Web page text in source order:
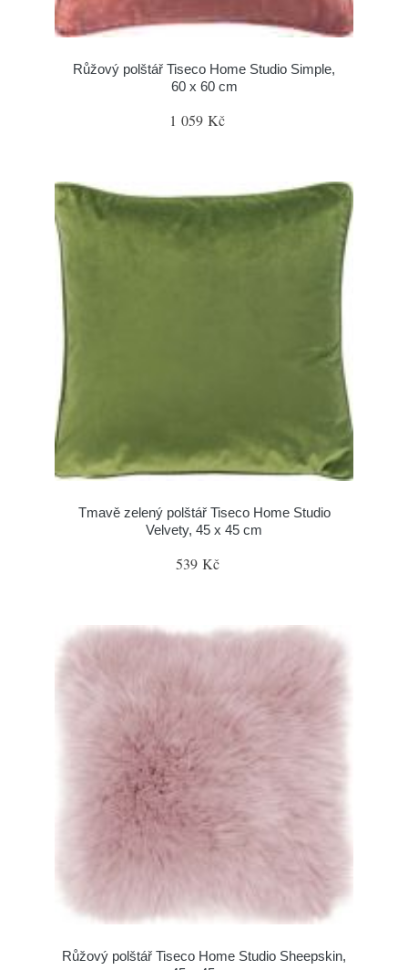
Růžový polštář Tiseco Home Studio Simple,
60 x 60 cm
1 059 Kč
Tmavě zelený polštář Tiseco Home Studio
Velvety, 45 x 45 cm
539 Kč
Růžový polštář Tiseco Home Studio Sheepskin,